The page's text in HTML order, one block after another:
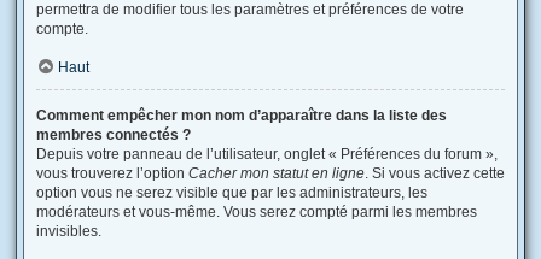
permettra de modifier tous les paramètres et préférences de votre
compte.
Haut
Comment empêcher mon nom d’apparaître dans la liste des
membres connectés ?
Depuis votre panneau de l’utilisateur, onglet « Préférences du forum »,
vous trouverez l’option Cacher mon statut en ligne. Si vous activez cette
option vous ne serez visible que par les administrateurs, les
modérateurs et vous-même. Vous serez compté parmi les membres
invisibles.